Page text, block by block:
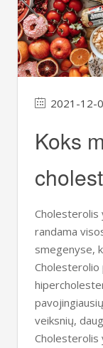
2021-12-
Koks
Cholesterolis
randama
smegenyse,
Cholesterolio
veiksnių,
Cholesterolis